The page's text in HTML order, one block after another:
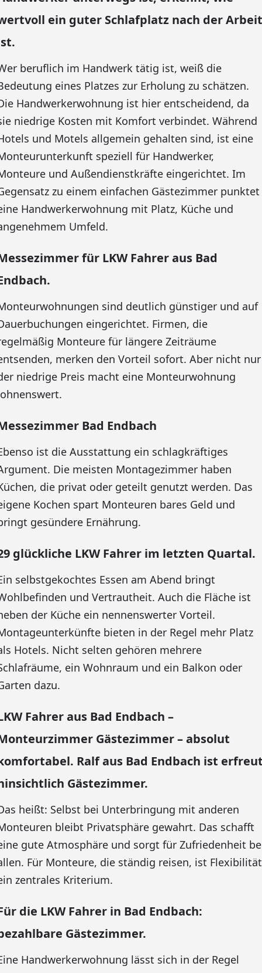
ein guter Schlafplatz nach der Arbeit
beruflich im Handwerk tätig ist, weiß die
eines Platzes zur Erholung zu schätzen.
Handwerkerwohnung ist hier entscheidend, da
niedrige Kosten mit Komfort verbindet. Während
und Motels allgemein gehalten sind, ist eine
speziell für Handwerker,
und Außendienstkräfte eingerichtet. Im
zu einem einfachen Gästezimmer punktet
Handwerkerwohnung mit Platz, Küche und
Umfeld.
für LKW Fahrer aus Bad
sind deutlich günstiger und auf
eingerichtet. Firmen, die
Monteure für längere Zeiträume
merken den Vorteil sofort. Aber nicht nur
niedrige Preis macht eine Monteurwohnung
Bad Endbach
ist die Ausstattung ein schlagkräftiges
Die meisten Montagezimmer haben
die privat oder geteilt genutzt werden. Das
Kochen spart Monteuren bares Geld und
gesündere Ernährung.
glückliche LKW Fahrer im letzten Quartal.
selbstgekochtes Essen am Abend bringt
und Vertrautheit. Auch die Fläche ist
der Küche ein nennenswerter Vorteil.
bieten in der Regel mehr Platz
Hotels. Nicht selten gehören mehrere
ein Wohnraum und ein Balkon oder
dazu.
Fahrer aus Bad Endbach –
Gästezimmer – absolut
Ralf aus Bad Endbach ist
Gästezimmer.
heißt: Selbst bei Unterbringung mit anderen
bleibt Privatsphäre gewahrt. Das schafft
gute Atmosphäre und sorgt für Zufriedenheit
Für Monteure, die ständig reisen, ist Flexibilität
zentrales Kriterium.
die LKW Fahrer in Bad Endbach:
Gästezimmer.
Handwerkerwohnung lässt sich in der Regel